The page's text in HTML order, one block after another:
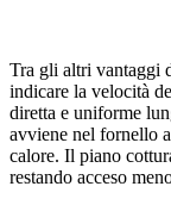
Tra gli altri vantaggi
indicare la velocità
diretta e uniforme
avviene nel fornello
calore. Il piano
restando acceso